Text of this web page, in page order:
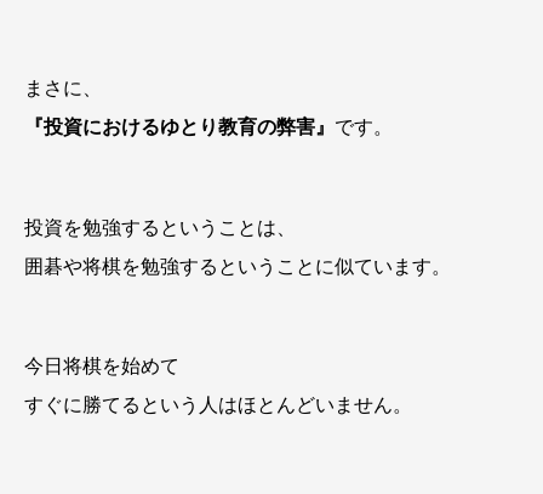
まさに、
『投資におけるゆとり教育の弊害』 です。
投資を勉強するということは、
囲碁や将棋を勉強するということに似ています。
今日将棋を始めて
すぐに勝てるという人はほとんどいません。